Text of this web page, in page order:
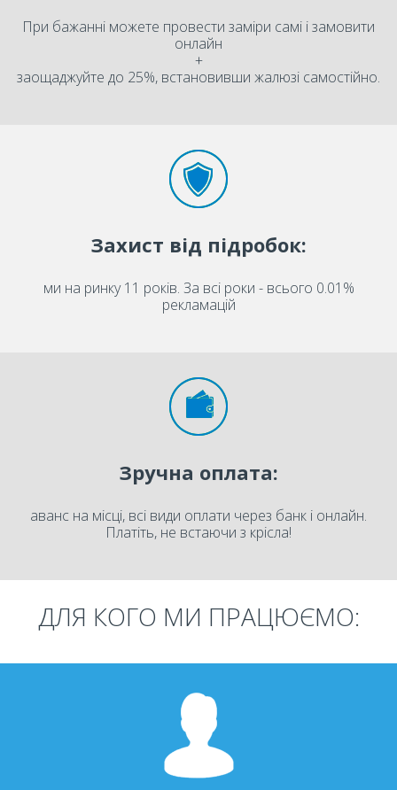
При бажанні можете провести заміри самі і замовити
онлайн
+
заощаджуйте до 25%, встановивши жалюзі самостійно.
Захист від підробок:
ми на ринку 11 років. За всі роки - всього 0.01%
рекламацій
Зручна оплата:
аванс на місці, всі види оплати через банк і онлайн.
Платіть, не встаючи з крісла!
ДЛЯ КОГО МИ ПРАЦЮЄМО: